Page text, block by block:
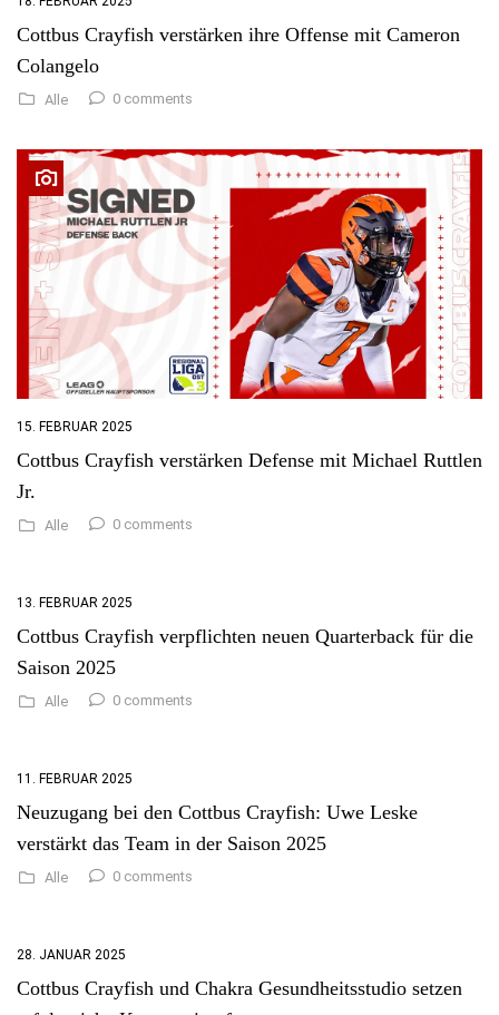
Cottbus Crayfish verstärken ihre Offense mit Cameron
Colangelo
Alle 0 comments
15. FEBRUAR 2025
Cottbus Crayfish verstärken Defense mit Michael Ruttlen
Jr.
Alle 0 comments
13. FEBRUAR 2025
Cottbus Crayfish verpflichten neuen Quarterback für die
Saison 2025
Alle 0 comments
11. FEBRUAR 2025
Neuzugang bei den Cottbus Crayfish: Uwe Leske
verstärkt das Team in der Saison 2025
Alle 0 comments
28. JANUAR 2025
Cottbus Crayfish und Chakra Gesundheitsstudio setzen